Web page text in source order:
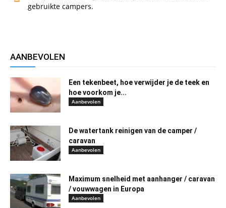
gebruikte campers.
AANBEVOLEN
Een tekenbeet, hoe verwijder je de teek en
hoe voorkom je...
Aanbevolen
De watertank reinigen van de camper /
caravan
Aanbevolen
Maximum snelheid met aanhanger / caravan
/ vouwwagen in Europa
Aanbevolen